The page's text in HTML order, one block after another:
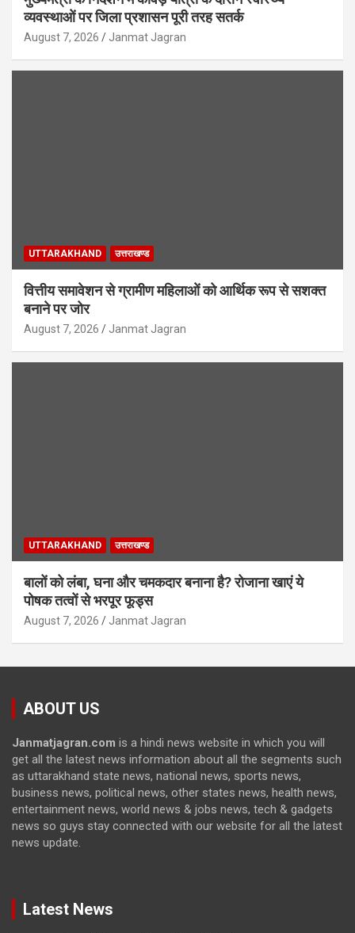
व्यवस्थाओं पर जिला प्रशासन पूरी तरह सतर्क
August 7, 2026 Janmat Jagran
UTTARAKHAND उत्तराखण्ड
वित्तीय समावेशन से ग्रामीण महिलाओं को आर्थिक रूप से सशक्त
बनाने पर जोर
August 7, 2026 Janmat Jagran
UTTARAKHAND उत्तराखण्ड
बालों को लंबा, घना और चमकदार बनाना है? रोजाना खाएं ये
पोषक तत्वों से भरपूर फूड्स
August 7, 2026 Janmat Jagran
ABOUT US
Janmatjagran.com is a hindi news website in which you will
get all the latest news information about all the segments such
as uttarakhand state news, national news, sports news,
business news, political news, other states news, health news,
entertainment news, world news & jobs news, tech & gadgets
news so guys stay connected with our website for all the latest
news update.
Latest News